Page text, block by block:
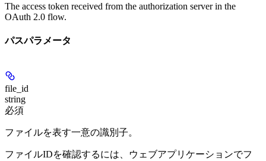
The access token received from the authorization server in the
OAuth 2.0 flow.
パスパラメータ
file_id
string
必須
ファイルを表す一意の識別子。
ファイルIDを確認するには、ウェブアプリケーションでフ